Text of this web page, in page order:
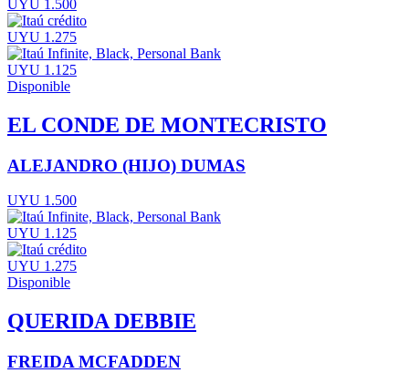
UYU 1.500
UYU 1.275
UYU 1.125
Disponible
EL CONDE DE MONTECRISTO
ALEJANDRO (HIJO) DUMAS
UYU 1.500
UYU 1.125
UYU 1.275
Disponible
QUERIDA DEBBIE
FREIDA MCFADDEN